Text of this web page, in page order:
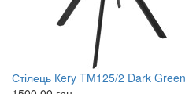
Стілець Кery TM125/2 Dark Green